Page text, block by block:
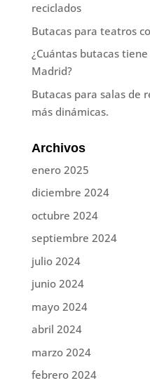
reciclados
Butacas para teatros
¿Cuántas butacas
Madrid?
Butacas para salas de
más dinámicas.
Archivos
enero 2025
diciembre 2024
octubre 2024
septiembre 2024
julio 2024
junio 2024
mayo 2024
abril 2024
marzo 2024
febrero 2024